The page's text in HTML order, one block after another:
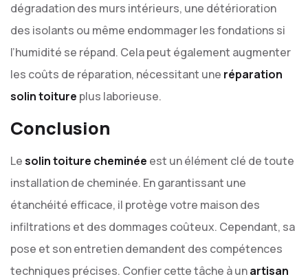
dégradation des murs intérieurs, une détérioration
des isolants ou même endommager les fondations si
l’humidité se répand. Cela peut également augmenter
les coûts de réparation, nécessitant une réparation
solin toiture plus laborieuse.
Conclusion
Lesolin toiture cheminée est un élément clé de toute
installation de cheminée. En garantissant une
étanchéité efficace, il protège votre maison des
infiltrations et des dommages coûteux. Cependant, sa
pose et son entretien demandent des compétences
techniques précises. Confier cette tâche à unartisan